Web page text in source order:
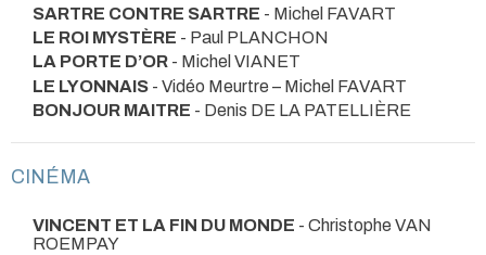
SARTRE CONTRE SARTRE - Michel FAVART
LE ROI MYSTÈRE - Paul PLANCHON
LA PORTE D’OR - Michel VIANET
LE LYONNAIS - Vidéo Meurtre – Michel FAVART
BONJOUR MAITRE - Denis DE LA PATELLIÈRE
CINÉMA
VINCENT ET LA FIN DU MONDE - Christophe VAN
ROEMPAY